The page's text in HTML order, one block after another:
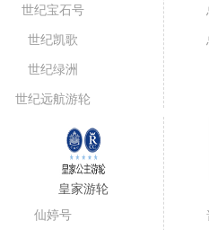
世纪宝石号
世纪凯歌
世纪绿洲
世纪远航游轮
皇家游轮
仙婷号